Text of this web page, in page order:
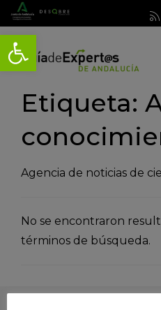
Abrir barra de herramientas
Etiqueta:
Agencia de noticias de
No se encontraron
términos de búsqueda.